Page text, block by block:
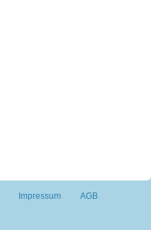
Impressum
AGB